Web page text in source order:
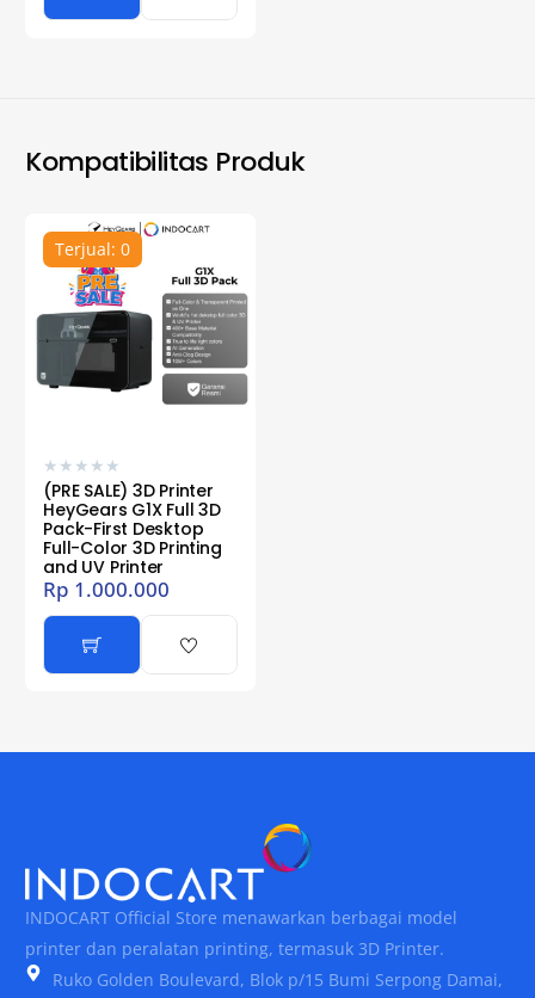
Kompatibilitas Produk
Terjual: 0
★ ★ ★ ★ ★
(PRE SALE) 3D Printer
HeyGears G1X Full 3D
Pack-First Desktop
Full-Color 3D Printing
and UV Printer
Rp 1.000.000
INDOCART Official Store menawarkan berbagai model
printer dan peralatan printing, termasuk 3D Printer.
Ruko Golden Boulevard, Blok p/15 Bumi Serpong Damai,